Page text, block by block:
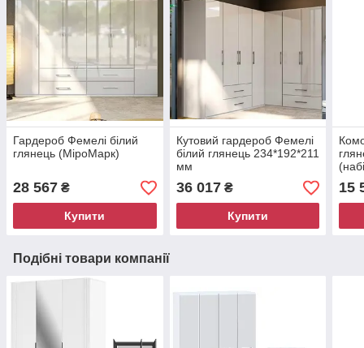
Гардероб Фемелі білий
глянець (МіроМарк)
28 567 ₴
Купити
Кутовий гардероб Фемелі
білий глянець 234*192*211
мм
36 017₴
Купити
15
Подібні товари компанії